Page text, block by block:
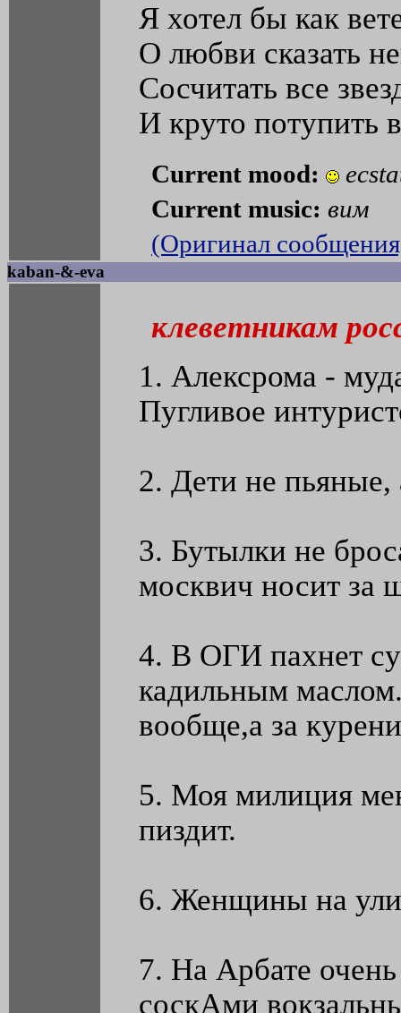
Я хотел бы как
О любви сказать
Сосчитать все
И круто потупить
Current mood:
Current music: вим
(Оригинал
kaban-&-eva
клеветникам
1. Алексрома -
Пугливое
2. Дети не
3. Бутылки не
москвич носит за
4. В ОГИ пахнет
кадильным
вообще,а за
5. Моя милиция
пиздит.
6. Женщины на
7. На Арбате
соскАми